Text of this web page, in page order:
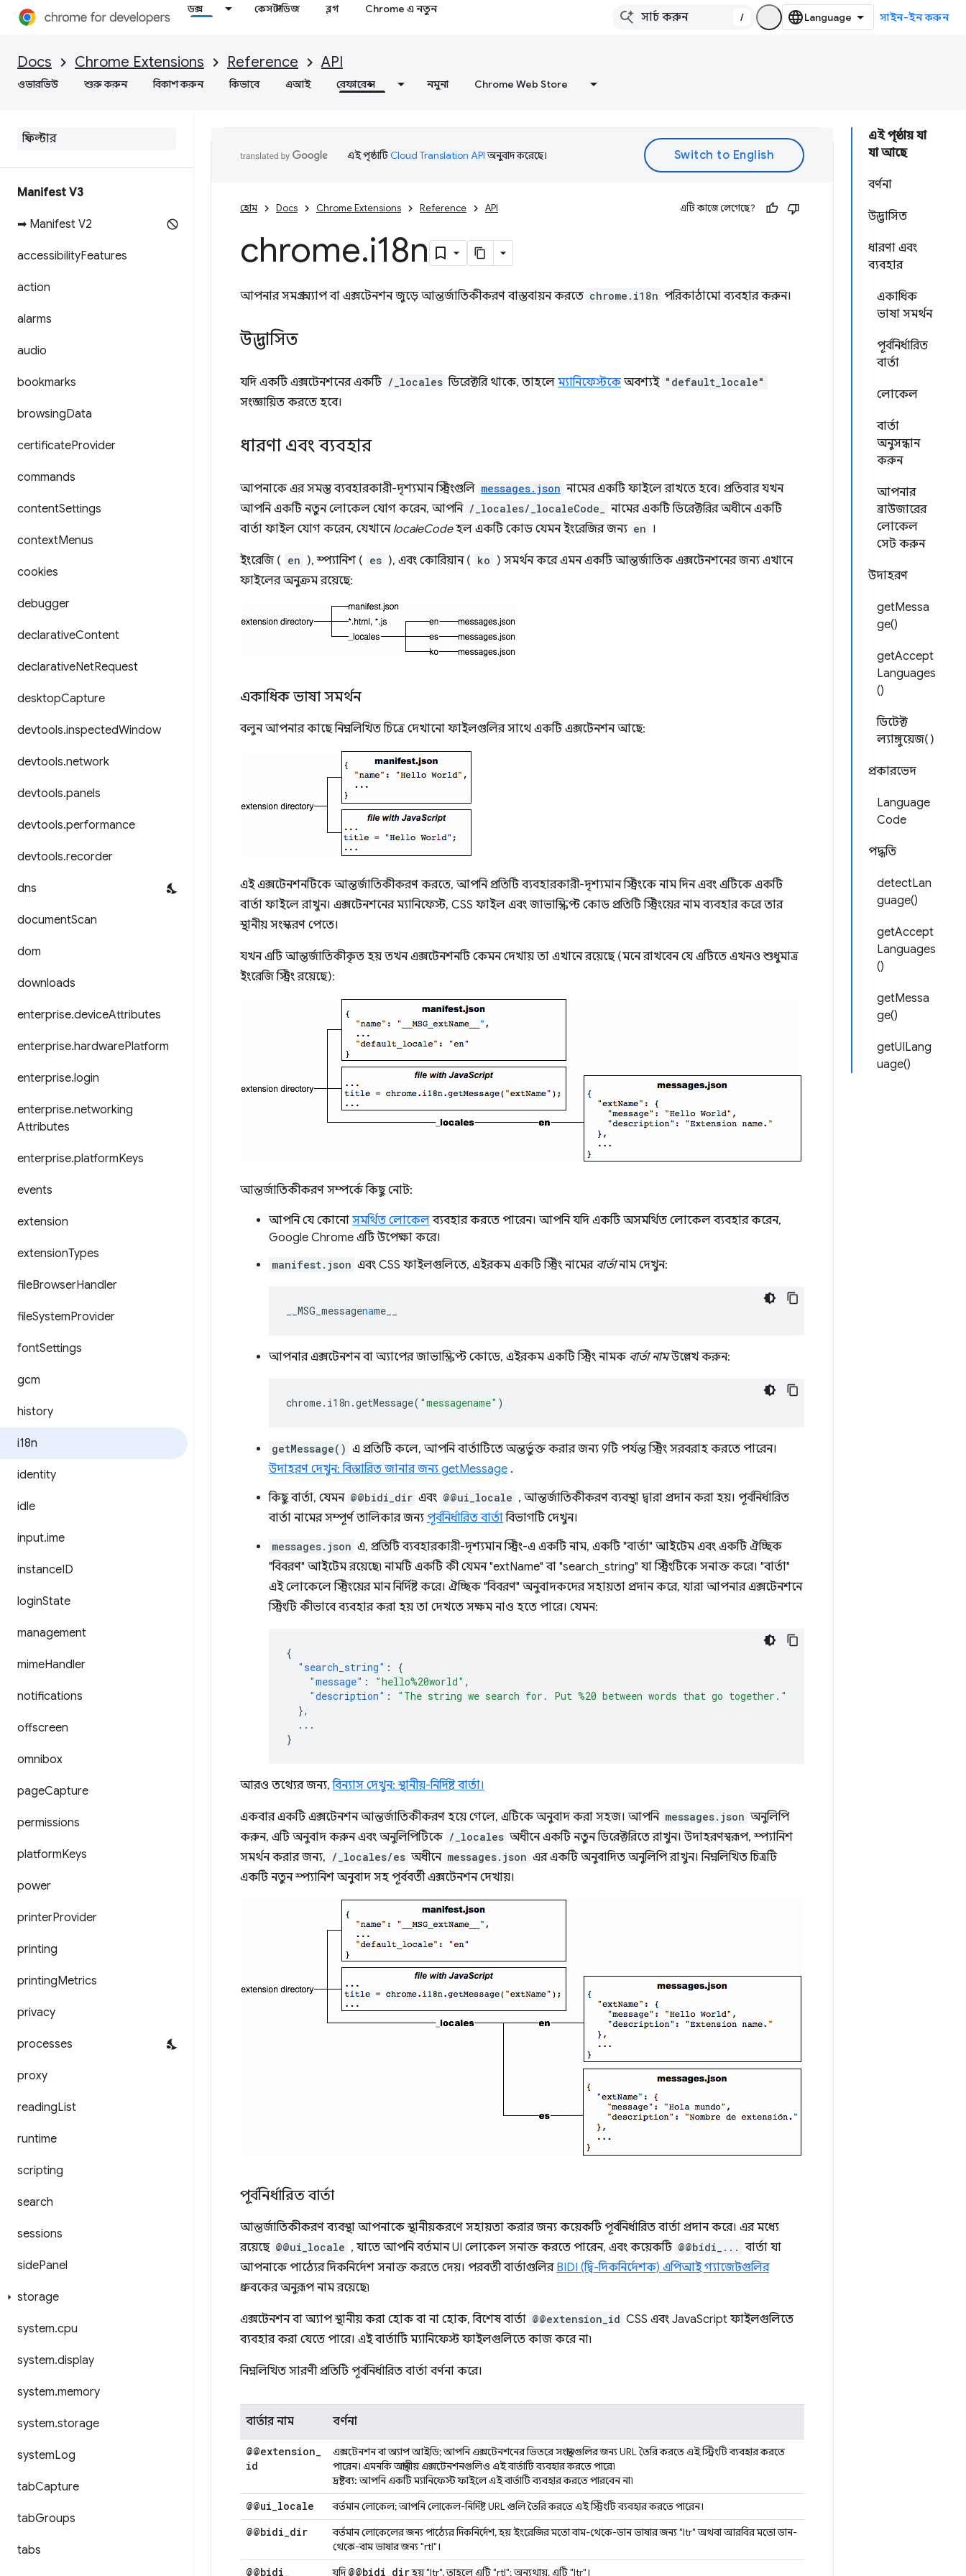
ডক্স কেস স্টাডিজ ব্লগ Chrome এ নতুন
/ সাইন-ইন করুন
Docs Chrome Extensions Reference API
ওভারভিউ শুরু করুন বিকাশ করুন কিভাবে এআই রেফারেন্স নমুনা Chrome Web Store
Manifest V3
➡ Manifest V2
accessibilityFeatures
action
alarms
audio
bookmarks
browsingData
certificateProvider
commands
contentSettings
contextMenus
cookies
debugger
declarativeContent
declarativeNetRequest
desktopCapture
devtools.inspectedWindow
devtools.network
devtools.panels
devtools.performance
devtools.recorder
dns
documentScan
dom
downloads
enterprise.deviceAttributes
enterprise.hardwarePlatform
enterprise.login
enterprise.networking
Attributes
enterprise.platformKeys
events
extension
extensionTypes
fileBrowserHandler
fileSystemProvider
fontSettings
gcm
history
i18n
identity
idle
input.ime
instanceID
loginState
management
mimeHandler
notifications
offscreen
omnibox
pageCapture
permissions
platformKeys
power
printerProvider
printing
printingMetrics
privacy
processes
proxy
readingList
runtime
scripting
search
sessions
sidePanel
storage
system.cpu
system.display
system.memory
system.storage
systemLog
tabCapture
tabGroups
tabs
এই পৃষ্ঠায় যা
যা আছে
বর্ণনা
উদ্ভাসিত
ধারণা এবং
ব্যবহার
একাধিক
ভাষা সমর্থন
পূর্বনির্ধারিত
বার্তা
লোকেল
বার্তা
অনুসন্ধান
করুন
আপনার
ব্রাউজারের
লোকেল
সেট করুন
উদাহরণ
getMessa
ge()
getAccept
Languages
()
ডিটেক্ট
ল্যাঙ্গুয়েজ()
প্রকারভেদ
Language
Code
পদ্ধতি
detectLan
guage()
getAccept
Languages
()
getMessa
ge()
getUILang
uage()
এই পৃষ্ঠাটিCloud Translation APIঅনুবাদ করেছে।
হোম Docs Chrome Extensions Reference API এটি কাজে লেগেছে?
chrome.i18n
আপনার সমগ্র অ্যাপ বা এক্সটেনশন জুড়ে আন্তর্জাতিকীকরণ বাস্তবায়ন করতে chrome.i18n পরিকাঠামো ব্যবহার করুন।
উদ্ভাসিত
যদি একটি এক্সটেনশনের একটি /_locales ডিরেক্টরি থাকে, তাহলে ম্যানিফেস্টকেঅবশ্যই "default_locale"
সংজ্ঞায়িত করতে হবে।
ধারণা এবং ব্যবহার
আপনাকে এর সমস্ত ব্যবহারকারী-দৃশ্যমান স্ট্রিংগুলি messages.json নামের একটি ফাইলে রাখতে হবে। প্রতিবার যখন
আপনি একটি নতুন লোকেল যোগ করেন, আপনি /_locales/_localeCode_
নামের একটি ডিরেক্টরির অধীনে একটি
বার্তা ফাইল যোগ করেন, যেখানে localeCodeহল একটি কোড যেমন ইংরেজির জন্য en ।
ইংরেজি ( en ), স্প্যানিশ ( es ), এবং কোরিয়ান ( ko ) সমর্থন করে এমন একটি আন্তর্জাতিক এক্সটেনশনের জন্য এখানে
ফাইলের অনুক্রম রয়েছে:
একাধিক ভাষা সমর্থন
বলুন আপনার কাছে নিম্নলিখিত চিত্রে দেখানো ফাইলগুলির সাথে একটি এক্সটেনশন আছে:
এই এক্সটেনশনটিকে আন্তর্জাতিকীকরণ করতে, আপনি প্রতিটি ব্যবহারকারী-দৃশ্যমান স্ট্রিংকে নাম দিন এবং এটিকে একটি
বার্তা ফাইলে রাখুন। এক্সটেনশনের ম্যানিফেস্ট, CSS ফাইল এবং জাভাস্ক্রিপ্ট কোড প্রতিটি স্ট্রিংয়ের নাম ব্যবহার করে তার
স্থানীয় সংস্করণ পেতে।
যখন এটি আন্তর্জাতিকীকৃত হয় তখন এক্সটেনশনটি কেমন দেখায় তা এখানে রয়েছে (মনে রাখবেন যে এটিতে এখনও শুধুমাত্র
ইংরেজি স্ট্রিং রয়েছে):
আন্তর্জাতিকীকরণ সম্পর্কে কিছু নোট:
আপনি যে কোনো সমর্থিত লোকেলব্যবহার করতে পারেন। আপনি যদি একটি অসমর্থিত লোকেল ব্যবহার করেন,
Google Chrome এটি উপেক্ষা করে।
manifest.json এবং CSS ফাইলগুলিতে, এইরকম একটি স্ট্রিং নামের বার্তানাম দেখুন:
__MSG_messagename__
আপনার এক্সটেনশন বা অ্যাপের জাভাস্ক্রিপ্ট কোডে, এইরকম একটি স্ট্রিং নামক বার্তা নামউল্লেখ করুন:
chrome. i18n .getMessage( "messagename" )
getMessage() এ প্রতিটি কলে, আপনি বার্তাটিতে অন্তর্ভুক্ত করার জন্য 9টি পর্যন্ত স্ট্রিং সরবরাহ করতে পারেন।
উদাহরণ দেখুন: বিস্তারিত জানার জন্য getMessage .
কিছু বার্তা, যেমন @@bidi_dir এবং @@ui_locale , আন্তর্জাতিকীকরণ ব্যবস্থা দ্বারা প্রদান করা হয়। পূর্বনির্ধারিত
বার্তা নামের সম্পূর্ণ তালিকার জন্য পূর্বনির্ধারিত বার্তাবিভাগটি দেখুন।
messages.json এ, প্রতিটি ব্যবহারকারী-দৃশ্যমান স্ট্রিং-এ একটি নাম, একটি "বার্তা" আইটেম এবং একটি ঐচ্ছিক
"বিবরণ" আইটেম রয়েছে৷ নামটি একটি কী যেমন "extName" বা "search_string" যা স্ট্রিংটিকে সনাক্ত করে। "বার্তা"
এই লোকেলে স্ট্রিংয়ের মান নির্দিষ্ট করে। ঐচ্ছিক "বিবরণ" অনুবাদকদের সহায়তা প্রদান করে, যারা আপনার এক্সটেনশনে
স্ট্রিংটি কীভাবে ব্যবহার করা হয় তা দেখতে সক্ষম নাও হতে পারে। যেমন:
{
"search_string" :
{
"message" : "hello%20world" ,
"description" :
"The string we search for. Put %20 between words that go together."
},
...
}
আরও তথ্যের জন্য,বিন্যাস দেখুন: স্থানীয়-নির্দিষ্ট বার্তা।
একবার একটি এক্সটেনশন আন্তর্জাতিকীকরণ হয়ে গেলে, এটিকে অনুবাদ করা সহজ। আপনি messages.json অনুলিপি
করুন, এটি অনুবাদ করুন এবং অনুলিপিটিকে /_locales অধীনে একটি নতুন ডিরেক্টরিতে রাখুন। উদাহরণস্বরূপ, স্প্যানিশ
সমর্থন করার জন্য, /_locales/es অধীনে messages.json এর একটি অনুবাদিত অনুলিপি রাখুন। নিম্নলিখিত চিত্রটি
একটি নতুন স্প্যানিশ অনুবাদ সহ পূর্ববর্তী এক্সটেনশন দেখায়।
পূর্বনির্ধারিত বার্তা
আন্তর্জাতিকীকরণ ব্যবস্থা আপনাকে স্থানীয়করণে সহায়তা করার জন্য কয়েকটি পূর্বনির্ধারিত বার্তা প্রদান করে। এর মধ্যে
রয়েছে @@ui_locale , যাতে আপনি বর্তমান UI লোকেল সনাক্ত করতে পারেন, এবং কয়েকটি @@bidi_... বার্তা যা
আপনাকে পাঠ্যের দিকনির্দেশ সনাক্ত করতে দেয়। পরবর্তী বার্তাগুলির BIDI (দ্বি-দিকনির্দেশক) এপিআই গ্যাজেটগুলির
ধ্রুবকের অনুরূপ নাম রয়েছে৷
এক্সটেনশন বা অ্যাপ স্থানীয় করা হোক বা না হোক, বিশেষ বার্তা @@extension_id CSS এবং JavaScript ফাইলগুলিতে
ব্যবহার করা যেতে পারে। এই বার্তাটি ম্যানিফেস্ট ফাইলগুলিতে কাজ করে না৷
নিম্নলিখিত সারণী প্রতিটি পূর্বনির্ধারিত বার্তা বর্ণনা করে।
বার্তার নাম বর্ণনা
@@extension_
id
এক্সটেনশন বা অ্যাপ আইডি; আপনি এক্সটেনশনের ভিতরে সংস্থানগুলির জন্য URL তৈরি করতে এই স্ট্রিংটি ব্যবহার করতে
পারেন। এমনকি অস্থানীয় এক্সটেনশনগুলিও এই বার্তাটি ব্যবহার করতে পারে৷
দ্রষ্টব্য:আপনি একটি ম্যানিফেস্ট ফাইলে এই বার্তাটি ব্যবহার করতে পারবেন না৷
@@ui_locale বর্তমান লোকেল; আপনি লোকেল-নির্দিষ্ট URL গুলি তৈরি করতে এই স্ট্রিংটি ব্যবহার করতে পারেন।
@@bidi_dir
বর্তমান লোকেলের জন্য পাঠ্যের দিকনির্দেশ, হয় ইংরেজির মতো বাম-থেকে-ডান ভাষার জন্য "ltr" অথবা আরবির মতো ডান-
থেকে-বাম ভাষার জন্য "rtl"।
@@bidi_ যদি@@bidi_dirহয় "ltr", তাহলে এটি "rtl"; অন্যথায়, এটি "ltr"।